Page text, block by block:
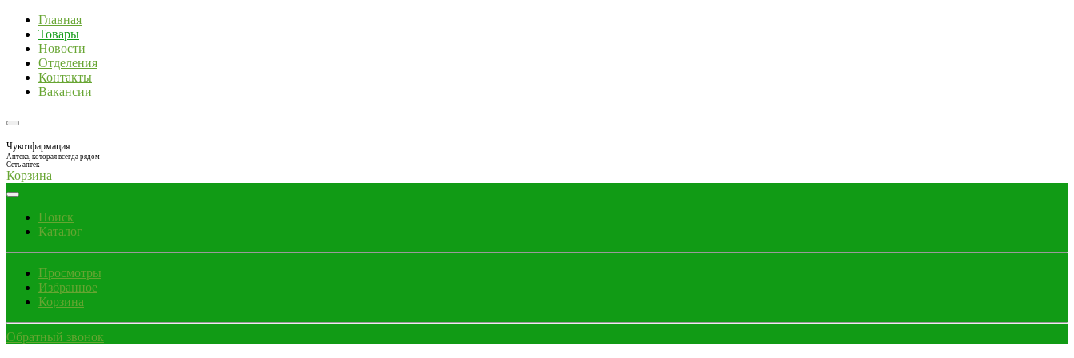
Главная
Товары
Новости
Отделения
Контакты
Вакансии
Чукотфармация
Аптека, которая всегда рядом
Сеть аптек
Корзина
Поиск
Каталог
Просмотры
Избранное
Корзина
Обратный звонок